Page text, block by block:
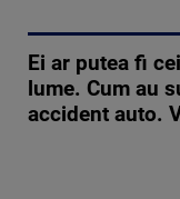
Ei ar putea fi
lume. Cum au
accident auto.